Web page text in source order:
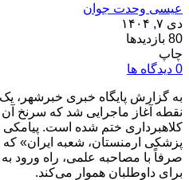
عیسی وحدت جوان
دی ۷, ۱۴۰۴
80 بازدیدها
چاپ
0 دیدگاه ها
نقطه آغاز ماجرایی شد که سرنخ آن
کلاهبرداری ختم شده است. پیامکی
پزشکی ارمنستان، شعبه ایران»
صرفاً با مصاحبه علمی، راه ورود
برای داوطلبان هموار می‌کند.